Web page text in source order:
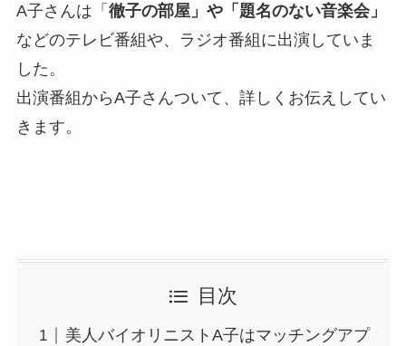
A子さんは「 徹子の部屋」や「題名のない音楽会」
などのテレビ番組や、ラジオ番組に出演していま
した。
出演番組からA子さんついて、詳しくお伝えしてい
きます。
目次
美人バイオリニストA子はマッチングアプ